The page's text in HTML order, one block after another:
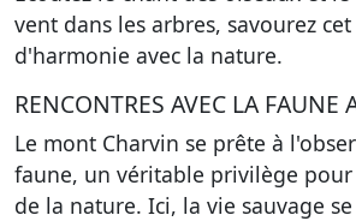
vent dans les arbres, savourez
d'harmonie avec la nature.
RENCONTRES AVEC LA FAUNE
Le mont Charvin se prête à
faune, un véritable privilège
de la nature. Ici, la vie sauvage